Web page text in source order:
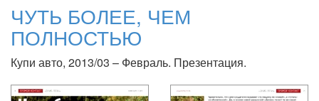
ЧУТЬ БОЛЕЕ, ЧЕМ
ПОЛНОСТЬЮ
Купи авто, 2013/03 – Февраль. Презентация.